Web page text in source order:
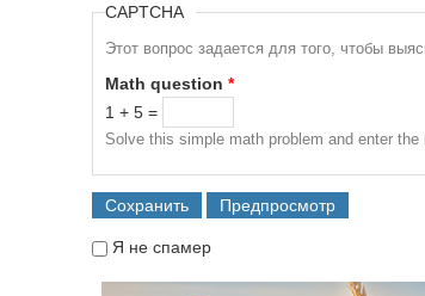
CAPTCHA
Этот вопрос задается для того, чтобы
Math question *
1 + 5 =
Solve this simple math problem and enter
Я не спамер